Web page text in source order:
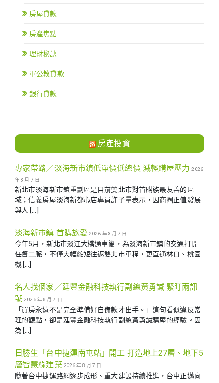
房屋貸款
房產焦點
理財秘訣
軍公教貸款
銀行貸款
房產投資
專家帶路／淡海新市鎮低單價低總價 減輕購屋壓力 2026
年 8 月 7 日
新北市淡海新市鎮重劃區是目前雙北市對首購族最友善的區
域；信義房屋淡海新都心店專員許子量表示，因商圈正值發展
與人 […]
淡海新市鎮 首購族愛 2026 年 8 月 7 日
今年5月，新北市淡江大橋通車後，為淡海新市鎮的交通打開
任督二脈，不僅大幅縮短往返雙北市車程，更直通林口、桃園
機 […]
名人找個家／廷豐金融科技執行副總黃勇諴 緊盯兩訊
號 2026 年 8 月 7 日
「買房永遠不是完全準備好自備款才出手。」這句看似違反常
理的觀點，卻是廷豐金融科技執行副總黃勇諴購屋的經驗。因
為 […]
日勝生「台中捷運南屯站」開工 打造地上27層、地下5
層智慧綠建築 2026 年 8 月 7 日
隨著台中捷運路網逐步成形、重大建設持續推進，台中正邁向